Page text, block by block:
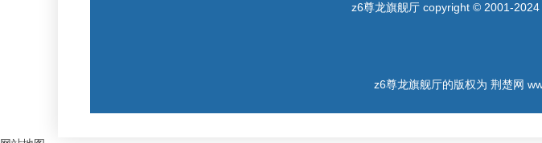
z6尊龙旗舰厅 copyright © 2001-
z6尊龙旗舰厅的版权为 荆楚网